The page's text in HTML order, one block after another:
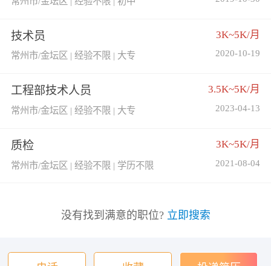
技术员 3K~5K/月
常州市/金坛区 | 经验不限 | 大专 2020-10-19
工程部技术人员 3.5K~5K/月
常州市/金坛区 | 经验不限 | 大专 2023-04-13
质检 3K~5K/月
常州市/金坛区 | 经验不限 | 学历不限 2021-08-04
没有找到满意的职位? 立即搜索